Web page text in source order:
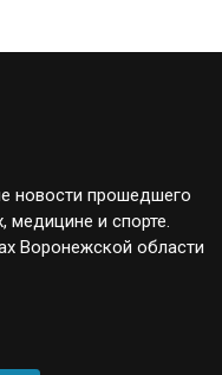
новости прошедшего
медицине и спорте.
Воронежской области